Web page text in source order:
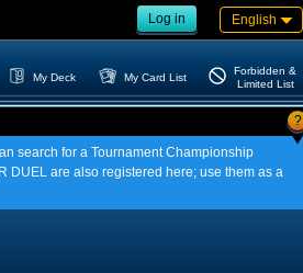
Log in English
My Deck My Card List
Forbidden &
Limited List
?
search for a Tournament Championship
DUEL are also registered here; use them as a